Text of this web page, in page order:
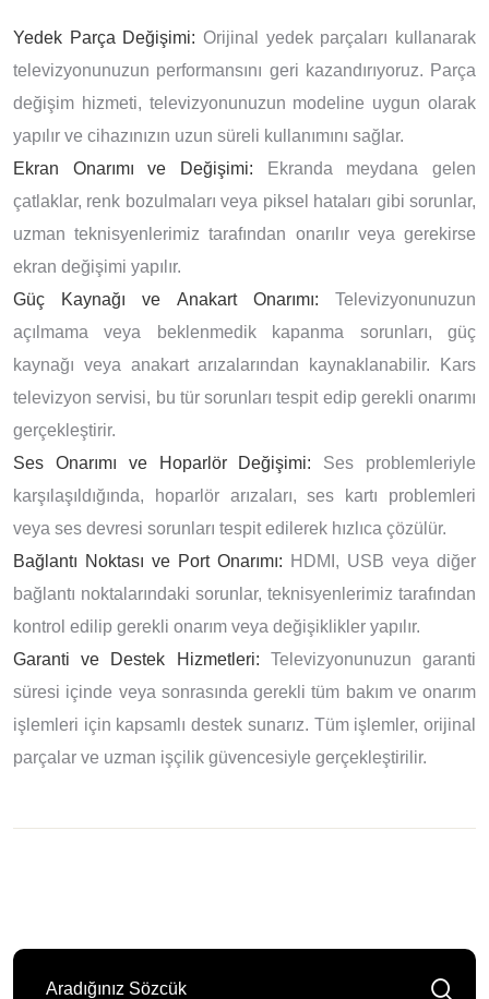
Yedek Parça Değişimi: Orijinal yedek parçaları kullanarak
televizyonunuzun performansını geri kazandırıyoruz. Parça
değişim hizmeti, televizyonunuzun modeline uygun olarak
yapılır ve cihazınızın uzun süreli kullanımını sağlar.
Ekran Onarımı ve Değişimi: Ekranda meydana gelen
çatlaklar, renk bozulmaları veya piksel hataları gibi sorunlar,
uzman teknisyenlerimiz tarafından onarılır veya gerekirse
ekran değişimi yapılır.
Güç Kaynağı ve Anakart Onarımı: Televizyonunuzun
açılmama veya beklenmedik kapanma sorunları, güç
kaynağı veya anakart arızalarından kaynaklanabilir. Kars
televizyon servisi, bu tür sorunları tespit edip gerekli onarımı
gerçekleştirir.
Ses Onarımı ve Hoparlör Değişimi: Ses problemleriyle
karşılaşıldığında, hoparlör arızaları, ses kartı problemleri
veya ses devresi sorunları tespit edilerek hızlıca çözülür.
Bağlantı Noktası ve Port Onarımı: HDMI, USB veya diğer
bağlantı noktalarındaki sorunlar, teknisyenlerimiz tarafından
kontrol edilip gerekli onarım veya değişiklikler yapılır.
Garanti ve Destek Hizmetleri: Televizyonunuzun garanti
süresi içinde veya sonrasında gerekli tüm bakım ve onarım
işlemleri için kapsamlı destek sunarız. Tüm işlemler, orijinal
parçalar ve uzman işçilik güvencesiyle gerçekleştirilir.